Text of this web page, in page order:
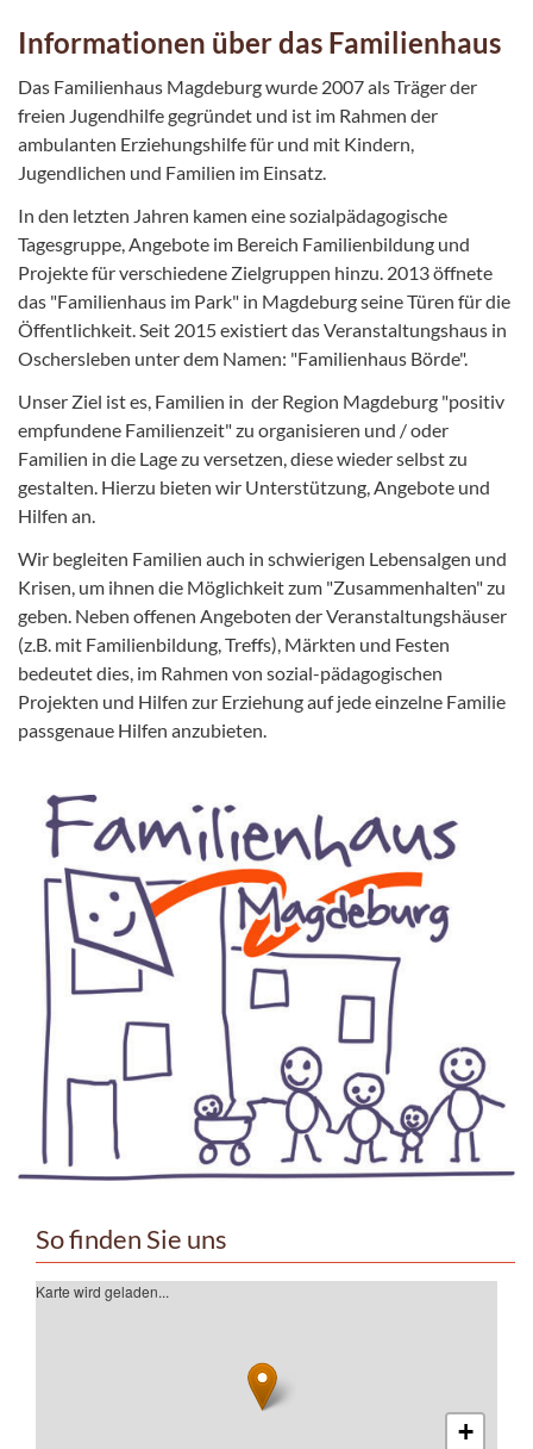
Informationen über das Familienhaus
Das Familienhaus Magdeburg wurde 2007 als Träger der
freien Jugendhilfe gegründet und ist im Rahmen der
ambulanten Erziehungshilfe für und mit Kindern,
Jugendlichen und Familien im Einsatz.
In den letzten Jahren kamen eine sozialpädagogische
Tagesgruppe, Angebote im Bereich Familienbildung und
Projekte für verschiedene Zielgruppen hinzu. 2013 öffnete
das "Familienhaus im Park" in Magdeburg seine Türen für die
Öffentlichkeit. Seit 2015 existiert das Veranstaltungshaus in
Oschersleben unter dem Namen: "Familienhaus Börde".
Unser Ziel ist es, Familien in der Region Magdeburg "positiv
empfundene Familienzeit" zu organisieren und / oder
Familien in die Lage zu versetzen, diese wieder selbst zu
gestalten. Hierzu bieten wir Unterstützung, Angebote und
Hilfen an.
Wir begleiten Familien auch in schwierigen Lebensalgen und
Krisen, um ihnen die Möglichkeit zum "Zusammenhalten" zu
geben. Neben offenen Angeboten der Veranstaltungshäuser
(z.B. mit Familienbildung, Treffs), Märkten und Festen
bedeutet dies, im Rahmen von sozial-pädagogischen
Projekten und Hilfen zur Erziehung auf jede einzelne Familie
passgenaue Hilfen anzubieten.
So finden Sie uns
Karte wird geladen...
+